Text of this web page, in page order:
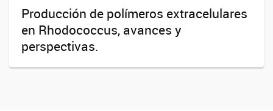
Producción de polímeros extracelulares
en Rhodococcus, avances y
perspectivas.